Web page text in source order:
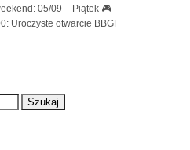
05/09 – Piątek 🎮
Uroczyste otwarcie BBGF